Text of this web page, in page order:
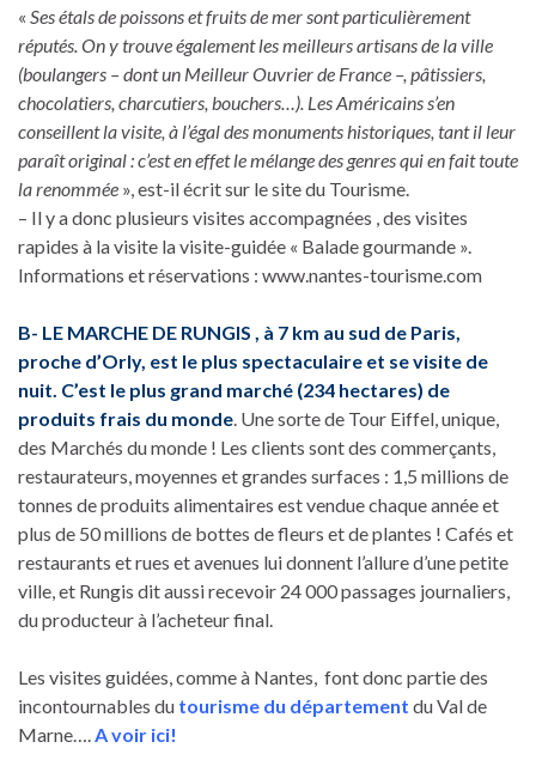
« Ses étals de poissons et fruits de mer sont particulièrement
réputés. On y trouve également les meilleurs artisans de la ville
(boulangers – dont un Meilleur Ouvrier de France –, pâtissiers,
chocolatiers, charcutiers, bouchers…). Les Américains s’en
conseillent la visite, à l’égal des monuments historiques, tant il leur
paraît original : c’est en effet le mélange des genres qui en fait toute
la renommée », est-il écrit sur le site du Tourisme.
– Il y a donc plusieurs visites accompagnées , des visites
rapides à la visite la visite-guidée « Balade gourmande ».
Informations et réservations : www.nantes-tourisme.com
B- LE MARCHE DE RUNGIS , à 7 km au sud de Paris,
proche d’Orly, est le plus spectaculaire et se visite de
nuit. C’est le plus grand marché (234 hectares) de
produits frais du monde . Une sorte de Tour Eiffel, unique,
des Marchés du monde ! Les clients sont des commerçants,
restaurateurs, moyennes et grandes surfaces : 1,5 millions de
tonnes de produits alimentaires est vendue chaque année et
plus de 50 millions de bottes de fleurs et de plantes ! Cafés et
restaurants et rues et avenues lui donnent l’allure d’une petite
ville, et Rungis dit aussi recevoir 24 000 passages journaliers,
du producteur à l’acheteur final.
Les visites guidées, comme à Nantes, font donc partie des
incontournables du tourisme du département du Val de
Marne…. A voir ici!